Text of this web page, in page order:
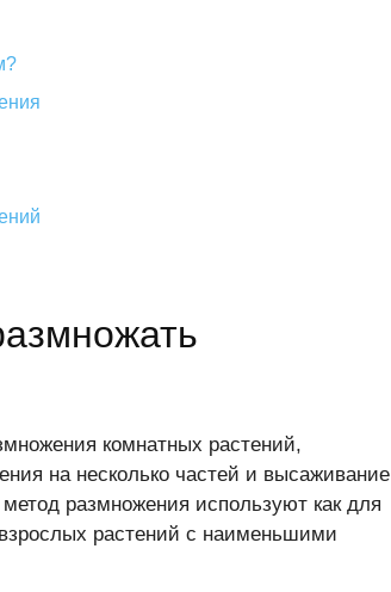
комнатных растений,
на несколько частей и высаживание
размножения используют как для
растений с наименьшими